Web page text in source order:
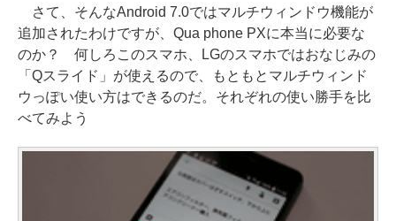
さて、そんなAndroid 7.0ではマルチウィンドウ機能が
追加されたわけですが、Qua phone PXに本当に必要な
のか？ 何しろこのスマホ、LGのスマホではおなじみの
「Qスライド」が使えるので、もともとマルチウィンド
ウっぽい使い方はできるのだ。それぞれの使い勝手を比
べてみよう